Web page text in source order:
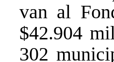
van al
$42.904
302